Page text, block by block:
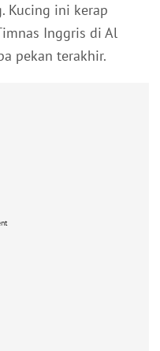
Kucing ini kerap
Inggris di Al
pekan terakhir.